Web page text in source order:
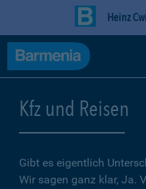
Heinz
Kfz und Reisen
Gibt es eigentlich
Wir sagen ganz klar, Ja.